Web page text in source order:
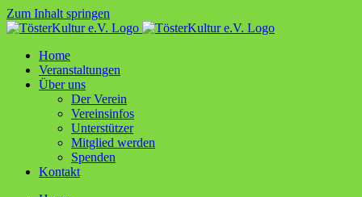
Zum Inhalt springen
Home
Ver­an­stal­tun­gen
Über uns
Der Ver­ein
Ver­ein­sin­fos
Unter­stüt­zer
Mit­glied werden
Spen­den
Kon­takt